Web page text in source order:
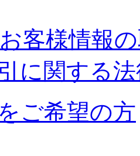
客様情報
に関する
ご希望の方